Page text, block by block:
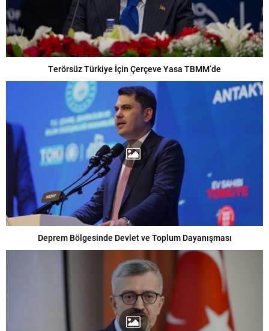
Terörsüz Türkiye İçin Çerçeve Yasa TBMM’de
Deprem Bölgesinde Devlet ve Toplum Dayanışması